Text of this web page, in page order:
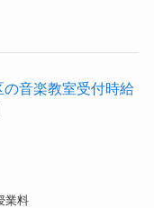
の音楽教室受付時給
業料